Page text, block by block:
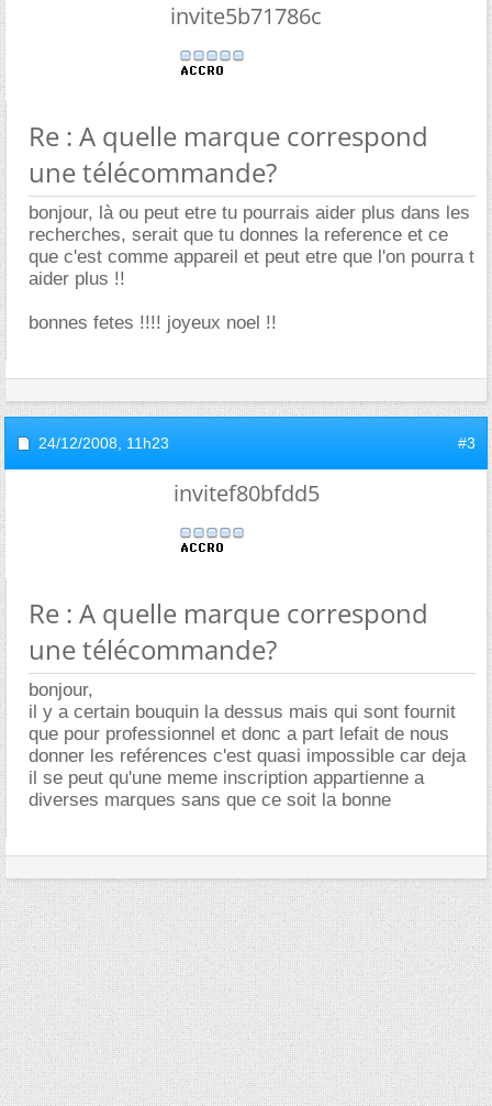
invite5b71786c
Re : A quelle marque correspond
une télécommande?
bonjour, là ou peut etre tu pourrais aider plus dans les
recherches, serait que tu donnes la reference et ce
que c'est comme appareil et peut etre que l'on pourra t
aider plus !!
bonnes fetes !!!! joyeux noel !!
24/12/2008, 11h23 #3
invitef80bfdd5
Re : A quelle marque correspond
une télécommande?
bonjour,
il y a certain bouquin la dessus mais qui sont fournit
que pour professionnel et donc a part lefait de nous
donner les reférences c'est quasi impossible car deja
il se peut qu'une meme inscription appartienne a
diverses marques sans que ce soit la bonne